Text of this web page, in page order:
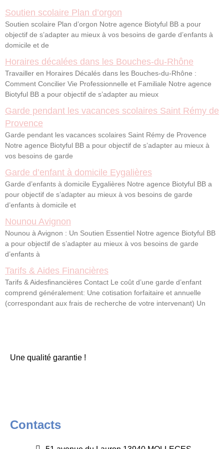
Soutien scolaire Plan d’orgon
Soutien scolaire Plan d’orgon Notre agence Biotyful BB a pour
objectif de s’adapter au mieux à vos besoins de garde d’enfants à
domicile et de
Horaires décalées dans les Bouches-du-Rhône
Travailler en Horaires Décalés dans les Bouches-du-Rhône :
Comment Concilier Vie Professionnelle et Familiale Notre agence
Biotyful BB a pour objectif de s’adapter au mieux
Garde pendant les vacances scolaires Saint Rémy de
Provence
Garde pendant les vacances scolaires Saint Rémy de Provence
Notre agence Biotyful BB a pour objectif de s’adapter au mieux à
vos besoins de garde
Garde d’enfant à domicile Eygalières
Garde d’enfants à domicile Eygalières Notre agence Biotyful BB a
pour objectif de s’adapter au mieux à vos besoins de garde
d’enfants à domicile et
Nounou Avignon
Nounou à Avignon : Un Soutien Essentiel Notre agence Biotyful BB
a pour objectif de s’adapter au mieux à vos besoins de garde
d’enfants à
Tarifs & Aides Financières
Tarifs & Aidesfinancières Contact Le coût d’une garde d’enfant
comprend généralement: Une cotisation forfaitaire et annuelle
(correspondant aux frais de recherche de votre intervenant) Un
Une qualité garantie !
Contacts